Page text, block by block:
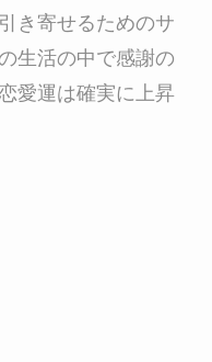
き寄せるためのサ
生活の中で感謝の
愛運は確実に上昇